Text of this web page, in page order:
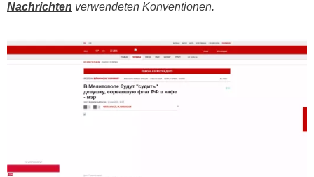
Nachrichten verwendeten Konventionen.